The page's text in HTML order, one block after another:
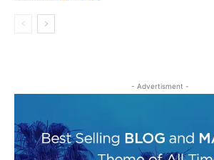
- Advertisment -